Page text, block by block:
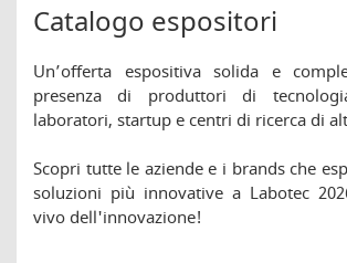
Catalogo espositori
Un’offerta espositiva solida e
presenza di produttori di
laboratori, startup e centri di ricerca di
Scopri tutte le aziende e i brands che
soluzioni più innovative a Labotec
vivo dell'innovazione!